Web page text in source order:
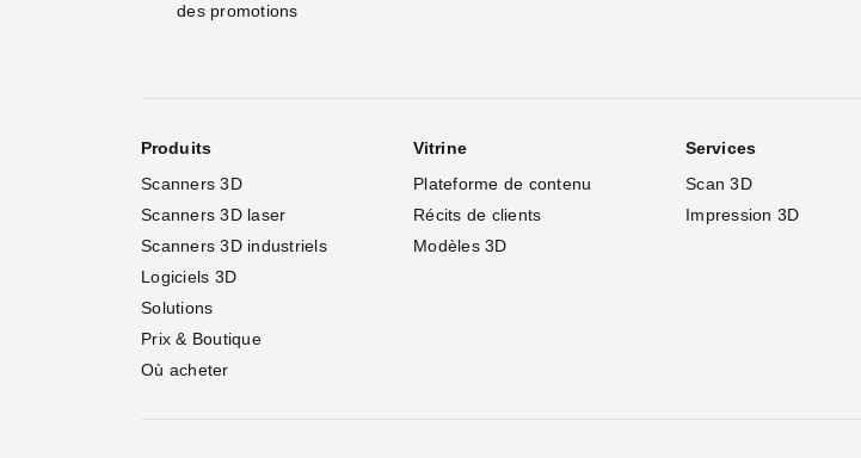
des promotions
Produits
Scanners 3D
Scanners 3D laser
Scanners 3D industriels
Logiciels 3D
Solutions
Prix & Boutique
Où acheter
Vitrine
Plateforme de contenu
Récits de clients
Modèles 3D
Services
Scan 3D
Impression 3D